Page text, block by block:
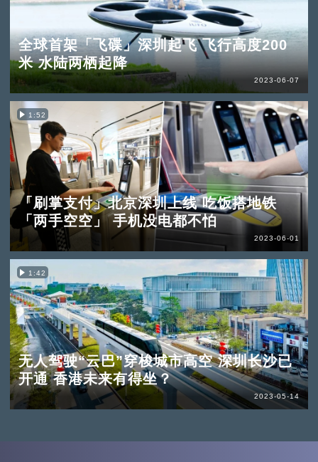
全球首架「飞碟」深圳起飞 飞行高度200
米 水陆两栖起降
2023-06-07
1:52
「刷掌支付」北京深圳上线 吃饭搭地铁
「两手空空」 手机没电都不怕
2023-06-01
1:42
无人驾驶“云巴”穿梭城市高空 深圳长沙已
开通 香港未来有得坐？
2023-05-14